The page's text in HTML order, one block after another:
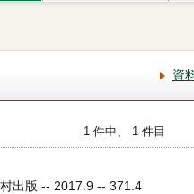
資
1 件中、 1 件目
出版 -- 2017.9 -- 371.4